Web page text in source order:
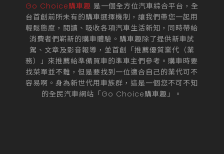
Go Choice購車趣 是一個全方位汽車綜合平台，全
台首創前所未有的購車選擇機制，讓我們帶您一起用
輕鬆態度，閱讀、吸收各項汽車生活新知，同時帶給
消費者們嶄新的購車體驗。購車趣除了提供新車試
駕、文章及影音報導，並首創「推薦優質業代（業
務）」來推薦給準備買車的準車主們參考。購車時要
找菜單並不難，但是要找到一位適合自己的業代可不
容易啊。身為新世代用車族群，這是一個您不可不知
的全民汽車網站「Go Choice購車趣」。